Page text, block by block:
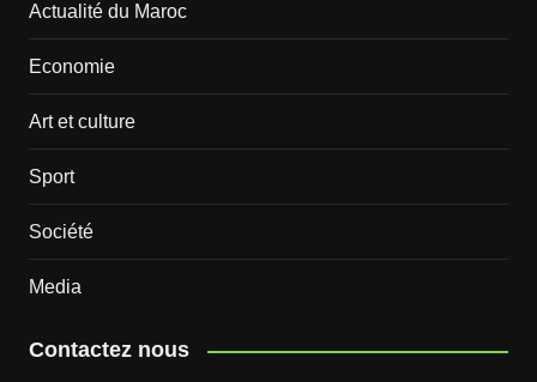
Actualité du Maroc
Economie
Art et culture
Sport
Société
Media
Contactez nous